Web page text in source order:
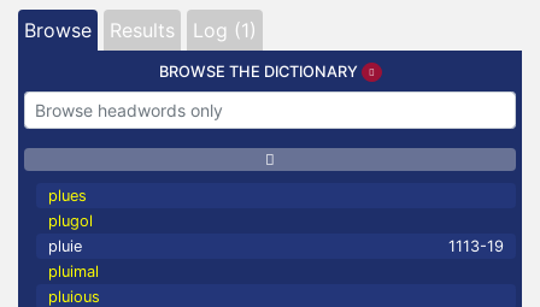
Browse Results Log (1)
BROWSE THE DICTIONARY
plues
plugol
pluie
1113-19
pluimal
pluious